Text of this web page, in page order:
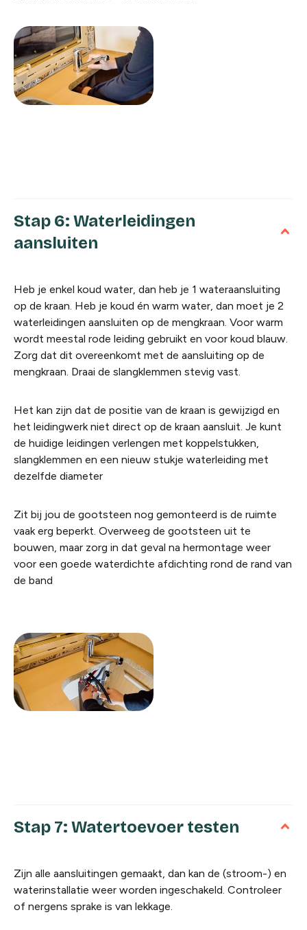
Stap 6: Waterleidingen
aansluiten
Heb je enkel koud water, dan heb je 1 wateraansluiting
op de kraan. Heb je koud én warm water, dan moet je 2
waterleidingen aansluiten op de mengkraan. Voor warm
wordt meestal rode leiding gebruikt en voor koud blauw.
Zorg dat dit overeenkomt met de aansluiting op de
mengkraan. Draai de slangklemmen stevig vast.
Het kan zijn dat de positie van de kraan is gewijzigd en
het leidingwerk niet direct op de kraan aansluit. Je kunt
de huidige leidingen verlengen met koppelstukken,
slangklemmen en een nieuw stukje waterleiding met
dezelfde diameter
Zit bij jou de gootsteen nog gemonteerd is de ruimte
vaak erg beperkt. Overweeg de gootsteen uit te
bouwen, maar zorg in dat geval na hermontage weer
voor een goede waterdichte afdichting rond de rand van
de band
Stap 7: Watertoevoer testen
Zijn alle aansluitingen gemaakt, dan kan de (stroom-) en
waterinstallatie weer worden ingeschakeld. Controleer
of nergens sprake is van lekkage.